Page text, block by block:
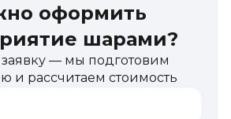
оформить
шарами?
заявку — мы подготовим
и рассчитаем стоимость